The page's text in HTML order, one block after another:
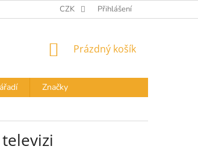
DOPRAVA A PLATBA PODMÍNKY OCHRANY
CZK Přihlášení
NÁKUPNÍ
Prázdný košík
Značky